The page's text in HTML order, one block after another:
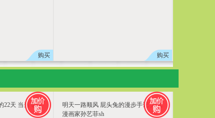
购买 购买
22天 当当专享
明天一路顺风 屁头兔的漫步手记 人气
漫画家孙艺菲sh